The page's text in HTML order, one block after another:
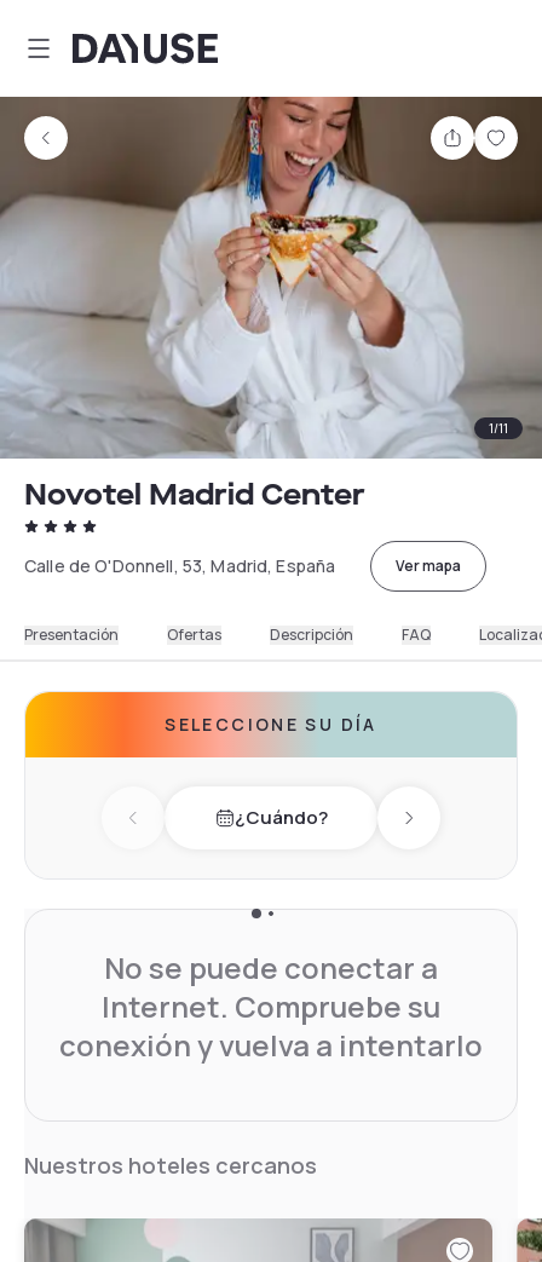
Dayuse
1/11
Novotel Madrid Center
Calle de O'Donnell, 53, Madrid, España Ver mapa
Presentación Ofertas Descripción FAQ
SELECCIONE SU DÍA
Previous day¿Cuándo? Next day
No se puede conectar a
Internet. Compruebe su
conexión y vuelva a intentarlo
Nuestros hoteles cercanos